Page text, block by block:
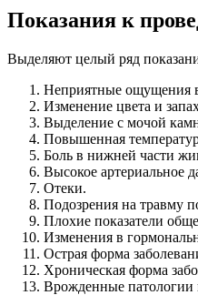
Показания к
Выделяют целый ряд
Неприятные ощущения
Изменение цвета и
Выделение с мочой
Повышенная
Боль в нижней части
Высокое артериальное
Отеки.
Подозрения на травму
Плохие показатели
Изменения в
Острая форма
Хроническая форма
Врожденные патологии